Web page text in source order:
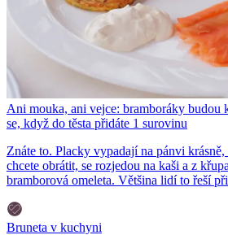
Ani mouka, ani vejce: bramboráky budou
se, když do těsta přidáte 1 surovinu
Znáte to. Placky vypadají na pánvi
chcete obrátit, se rozjedou na kaši a z
bramborová omeleta. Většina lidí to řeší
Bruneta v kuchyni